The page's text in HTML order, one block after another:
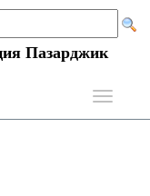
Пазарджик
Toggle